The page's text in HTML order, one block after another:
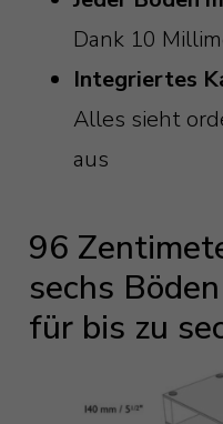
Dank 10
Integriertes
Alles sieht
aus
96
sechs
für bis zu